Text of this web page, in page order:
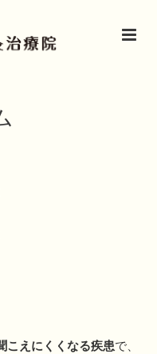
こえにくくなる疾患で、